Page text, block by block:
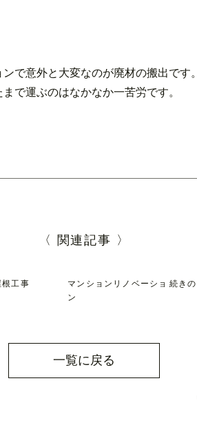
で意外と大変なのが廃材の搬出です
で運ぶのはなかなか一苦労です。
〈 関連記事 〉
工事
マンションリノベーショ
ン
続き
一覧に戻る